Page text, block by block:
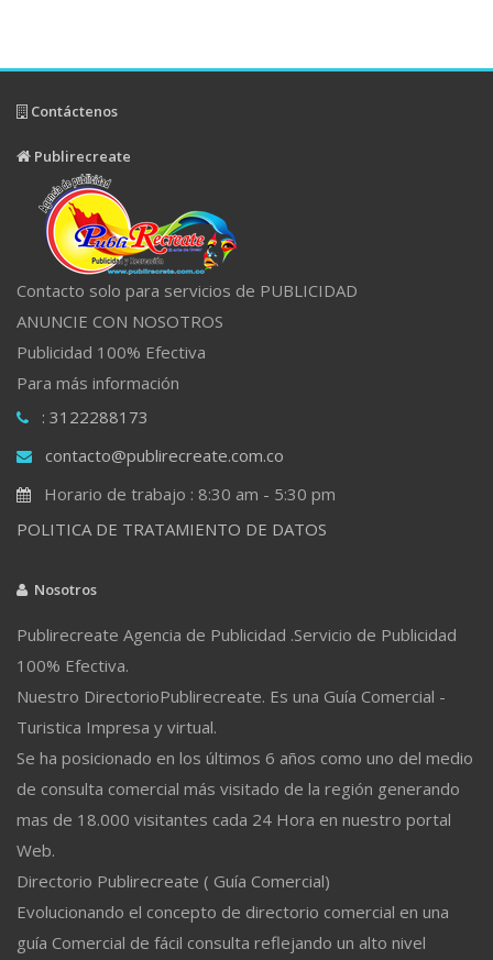
Contáctenos
Publirecreate
Contacto solo para servicios de PUBLICIDAD
ANUNCIE CON NOSOTROS
Publicidad 100% Efectiva
Para más información
: 3122288173
contacto@publirecreate.com.co
Horario de trabajo : 8:30 am - 5:30 pm
POLITICA DE TRATAMIENTO DE DATOS
Nosotros
Publirecreate Agencia de Publicidad .Servicio de Publicidad
100% Efectiva.
Nuestro DirectorioPublirecreate. Es una Guía Comercial -
Turistica Impresa y virtual.
Se ha posicionado en los últimos 6 años como uno del medio
de consulta comercial más visitado de la región generando
mas de 18.000 visitantes cada 24 Hora en nuestro portal
Web.
Directorio Publirecreate ( Guía Comercial)
Evolucionando el concepto de directorio comercial en una
guía Comercial de fácil consulta reflejando un alto nivel